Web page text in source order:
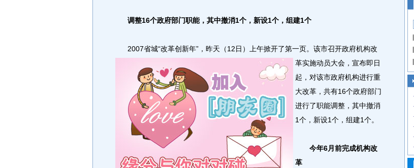
调整16个政府部门职能，其中撤消1个，新设1个，组建1个
2007省城“改革创新年”，昨天（12日）上午掀开了第一页。 该市召开政府机构改
革实施动员大会，宣布即日
起，对该市政府机构进行重
大改革，共有16个政府部门
进行了职能调整，其中撤消
1个，新设1个，组建1个。
今年6月前完成机构改
革